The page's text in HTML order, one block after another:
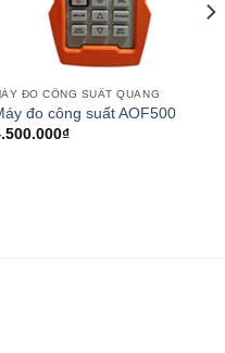
ĐO CÔNG SUẤT QUANG
đo công suất AOF500
₫